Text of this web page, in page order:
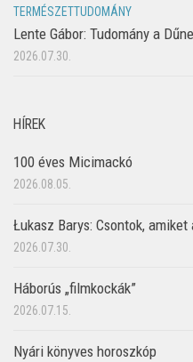
TERMÉSZETTUDOMÁNY
Lente Gábor: Tudomány a
2026.07.30.
HÍREK
100 éves Micimackó
2026.08.05.
Łukasz Barys: Csontok,
2026.07.30.
Háborús „filmkockák”
2026.07.15.
Nyári könyves horoszkóp